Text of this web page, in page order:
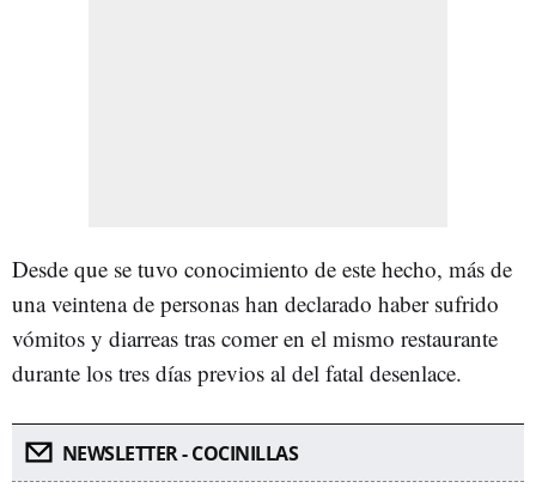
Desde que se tuvo conocimiento de este hecho, más de
una veintena de personas han declarado haber sufrido
vómitos y diarreas tras comer en el mismo restaurante
durante los tres días previos al del fatal desenlace.
NEWSLETTER - COCINILLAS